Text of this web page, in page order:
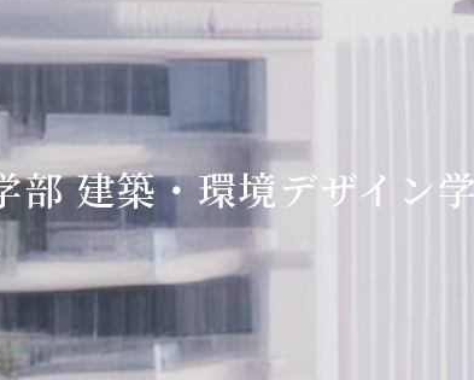
部 建築・環境デザイン